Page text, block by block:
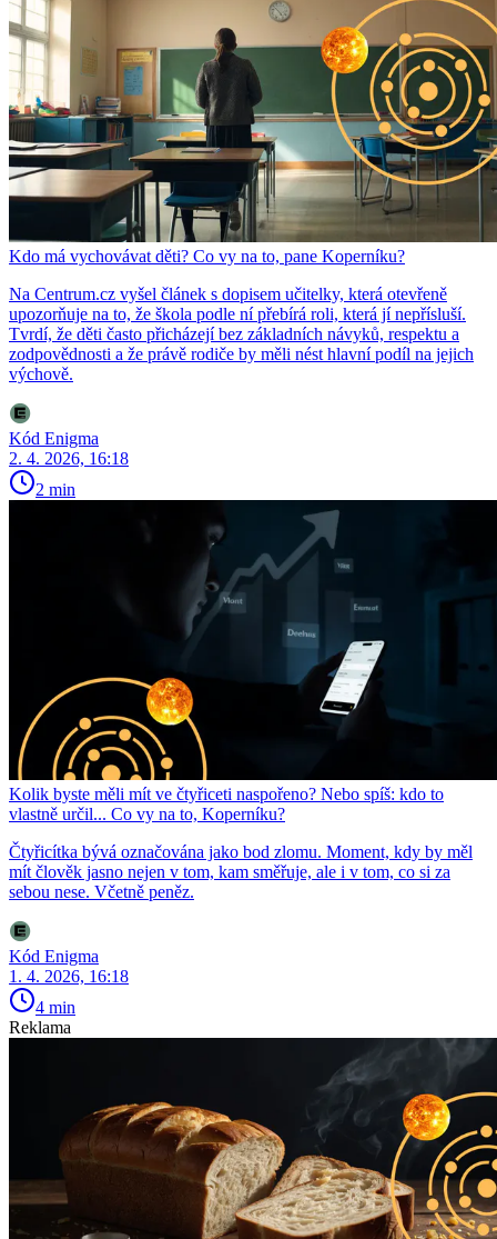
Kdo má vychovávat děti? Co vy na to, pane Koperníku?
Na Centrum.cz vyšel článek s dopisem učitelky, která otevřeně
upozorňuje na to, že škola podle ní přebírá roli, která jí nepřísluší.
Tvrdí, že děti často přicházejí bez základních návyků, respektu a
zodpovědnosti a že právě rodiče by měli nést hlavní podíl na jejich
výchově.
Kód Enigma
2. 4. 2026, 16:18
2 min
Kolik byste měli mít ve čtyřiceti naspořeno? Nebo spíš: kdo to
vlastně určil... Co vy na to, Koperníku?
Čtyřicítka bývá označována jako bod zlomu. Moment, kdy by měl
mít člověk jasno nejen v tom, kam směřuje, ale i v tom, co si za
sebou nese. Včetně peněz.
Kód Enigma
1. 4. 2026, 16:18
4 min
Reklama